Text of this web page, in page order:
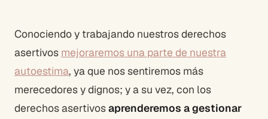
Conociendo y trabajando nuestros derechos
asertivos mejoraremos una parte de nuestra
autoestima, ya que nos sentiremos más
merecedores y dignos; y a su vez, con los
derechos asertivosaprenderemos a gestionar